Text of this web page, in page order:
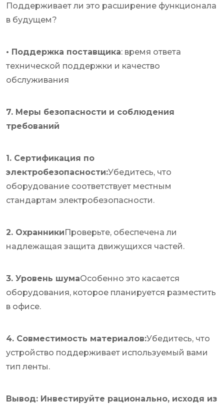
Поддерживает ли это расширение функционала
в будущем?
• Поддержка поставщика: время ответа
технической поддержки и качество
обслуживания
7. Меры безопасности и соблюдения
требований
1. Сертификация по
электробезопасности:Убедитесь, что
оборудование соответствует местным
стандартам электробезопасности.
2. ОхранникиПроверьте, обеспечена ли
надлежащая защита движущихся частей.
3. Уровень шумаОсобенно это касается
оборудования, которое планируется разместить
в офисе.
4. Совместимость материалов:Убедитесь, что
устройство поддерживает используемый вами
тип ленты.
Вывод: Инвестируйте рационально, исходя из